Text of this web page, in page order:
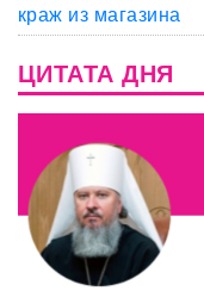
краж из магазина
ЦИТАТА ДНЯ